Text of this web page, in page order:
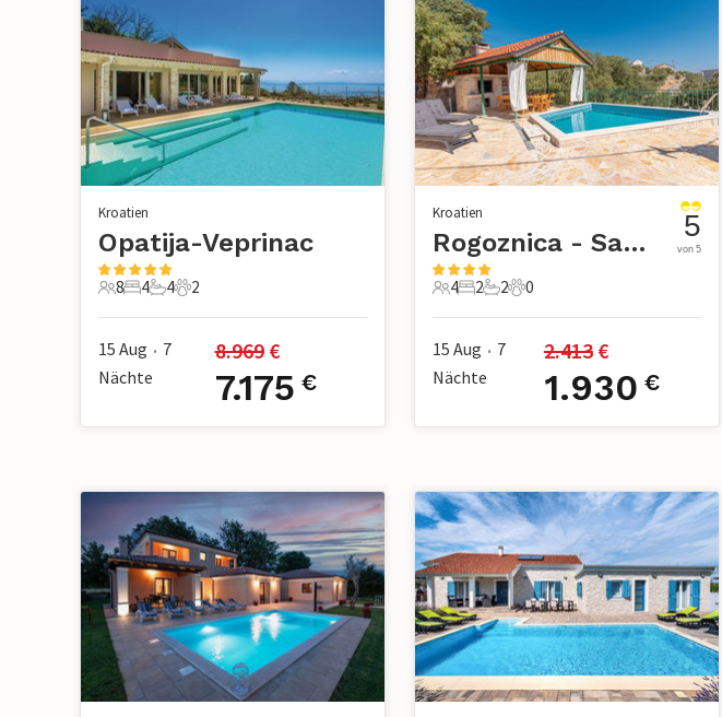
Kroatien
Opatija-Veprinac
8 Gäste
8
4 Schlafzimmer
4
4 Badezimmer
4
2 Haustiere
2
15 Aug • 7
Nächte
8.969 €
7.175 €
Kroatien
Rogoznica - Sapina Doca
4 Gäste
4
2 Schlafzimmer
2
2 Badezimmer
2
0 Haustiere
0
5
von 5
15 Aug • 7
Nächte
2.413 €
1.930 €